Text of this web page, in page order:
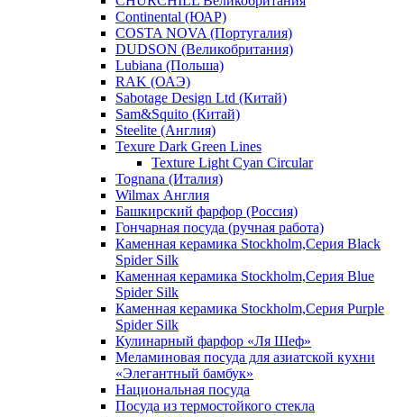
Continental (ЮАР)
COSTA NOVA (Португалия)
DUDSON (Великобритания)
Lubiana (Польша)
RAK (ОАЭ)
Sabotage Design Ltd (Китай)
Sam&Squito (Китай)
Steelite (Англия)
Texure Dark Green Lines
Texture Light Cyan Circular
Tognana (Италия)
Wilmax Англия
Башкирский фарфор (Россия)
Гончарная посуда (ручная работа)
Каменная керамика Stockholm,Серия Black
Spider Silk
Каменная керамика Stockholm,Серия Blue
Spider Silk
Каменная керамика Stockholm,Серия Purple
Spider Silk
Кулинарный фарфор «Ля Шеф»
Меламиновая посуда для азиатской кухни
«Элегантный бамбук»
Национальная посуда
Посуда из термостойкого стекла